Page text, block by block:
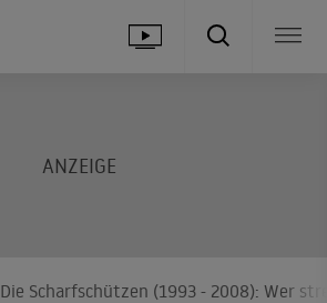
Die Scharfschützen (1993 - 2008): Wer